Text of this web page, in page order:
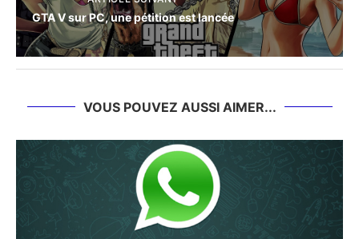
GTA V sur PC, une pétition est lancée
VOUS POUVEZ AUSSI AIMER...